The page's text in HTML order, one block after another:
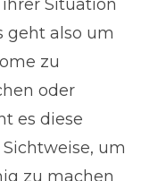
Situation
geht also um
zu
oder
es diese
um
zu machen